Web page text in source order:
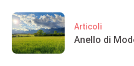
Articoli
Anello di